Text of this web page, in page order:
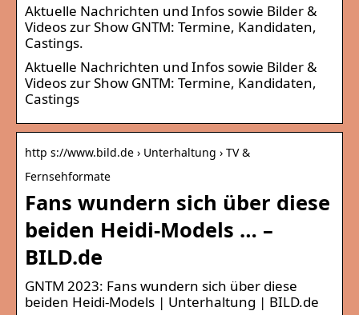
Aktuelle Nachrichten und Infos sowie Bilder &
Videos zur Show GNTM: Termine, Kandidaten,
Castings.
Aktuelle Nachrichten und Infos sowie Bilder &
Videos zur Show GNTM: Termine, Kandidaten,
Castings
http s://www.bild.de › Unterhaltung › TV &
Fernsehformate
Fans wundern sich über diese
beiden Heidi-Models … –
BILD.de
GNTM 2023: Fans wundern sich über diese
beiden Heidi-Models | Unterhaltung | BILD.de